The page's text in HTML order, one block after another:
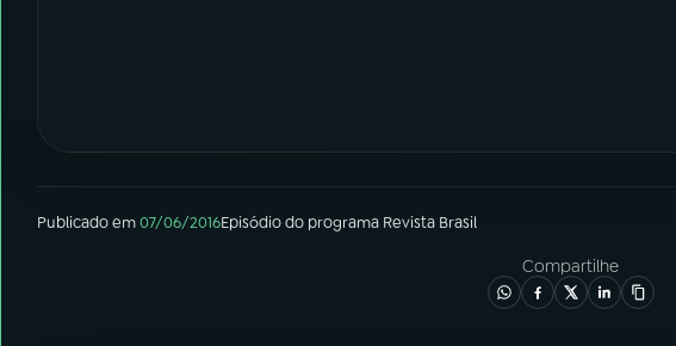
Publicado em07/06/2016Episódiodo programa Revista Brasil
Compartilhe